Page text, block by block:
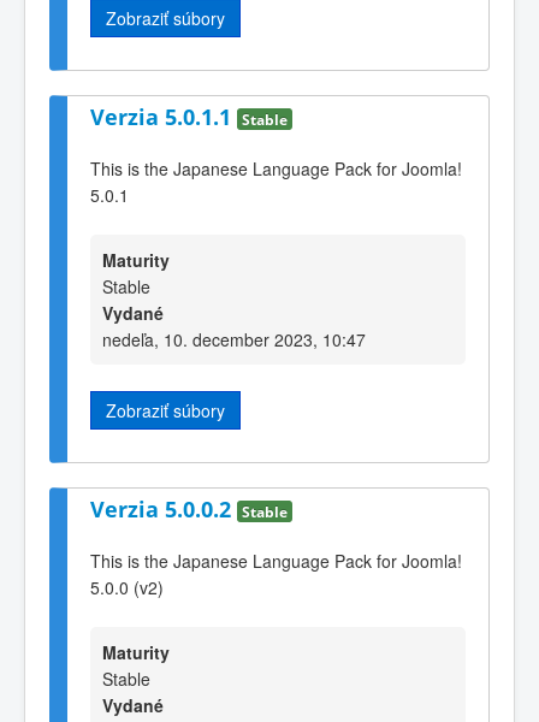
Zobraziť súbory
Verzia 5.0.1.1 Stable
This is the Japanese Language Pack for Joomla!
5.0.1
Maturity
Stable
Vydané
nedeľa, 10. december 2023, 10:47
Zobraziť súbory
Verzia 5.0.0.2 Stable
This is the Japanese Language Pack for Joomla!
5.0.0 (v2)
Maturity
Stable
Vydané